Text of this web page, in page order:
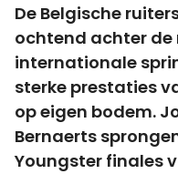
De Belgische
ochtend achter de
internationale
sterke prestaties
op eigen bodem.
Bernaerts
Youngster finales